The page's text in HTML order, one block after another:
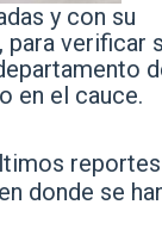
y con su
, para verificar
en el cauce.
donde se